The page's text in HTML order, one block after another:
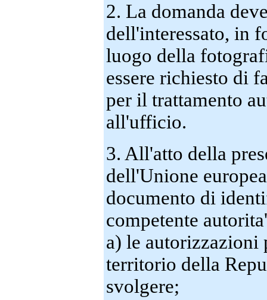
2. La domanda
dell'interessato, in
luogo della
essere richiesto di
per il trattamento
all'ufficio.
3. All'atto della
dell'Unione
documento di
competente
a) le autorizzazioni
territorio della
svolgere;